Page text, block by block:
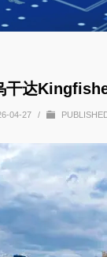
干达
04-27 /